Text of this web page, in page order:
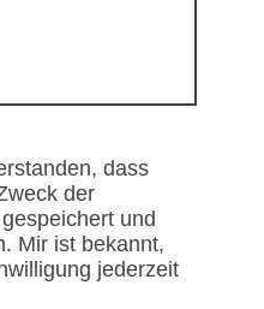
dass
der
und
Mir ist bekannt,
jederzeit